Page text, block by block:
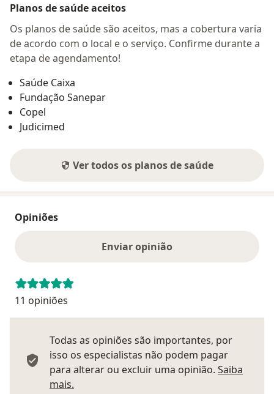
Planos de saúde aceitos
Os planos de saúde são aceitos, mas a cobertura varia
de acordo com o local e o serviço. Confirme durante a
etapa de agendamento!
Saúde Caixa
Fundação Sanepar
Copel
Judicimed
Ver todos os planos de saúde
Opiniões
Enviar opinião
11 opiniões
Todas as opiniões são importantes, por
isso os especialistas não podem pagar
para alterar ou excluir uma opinião. Saiba
mais.